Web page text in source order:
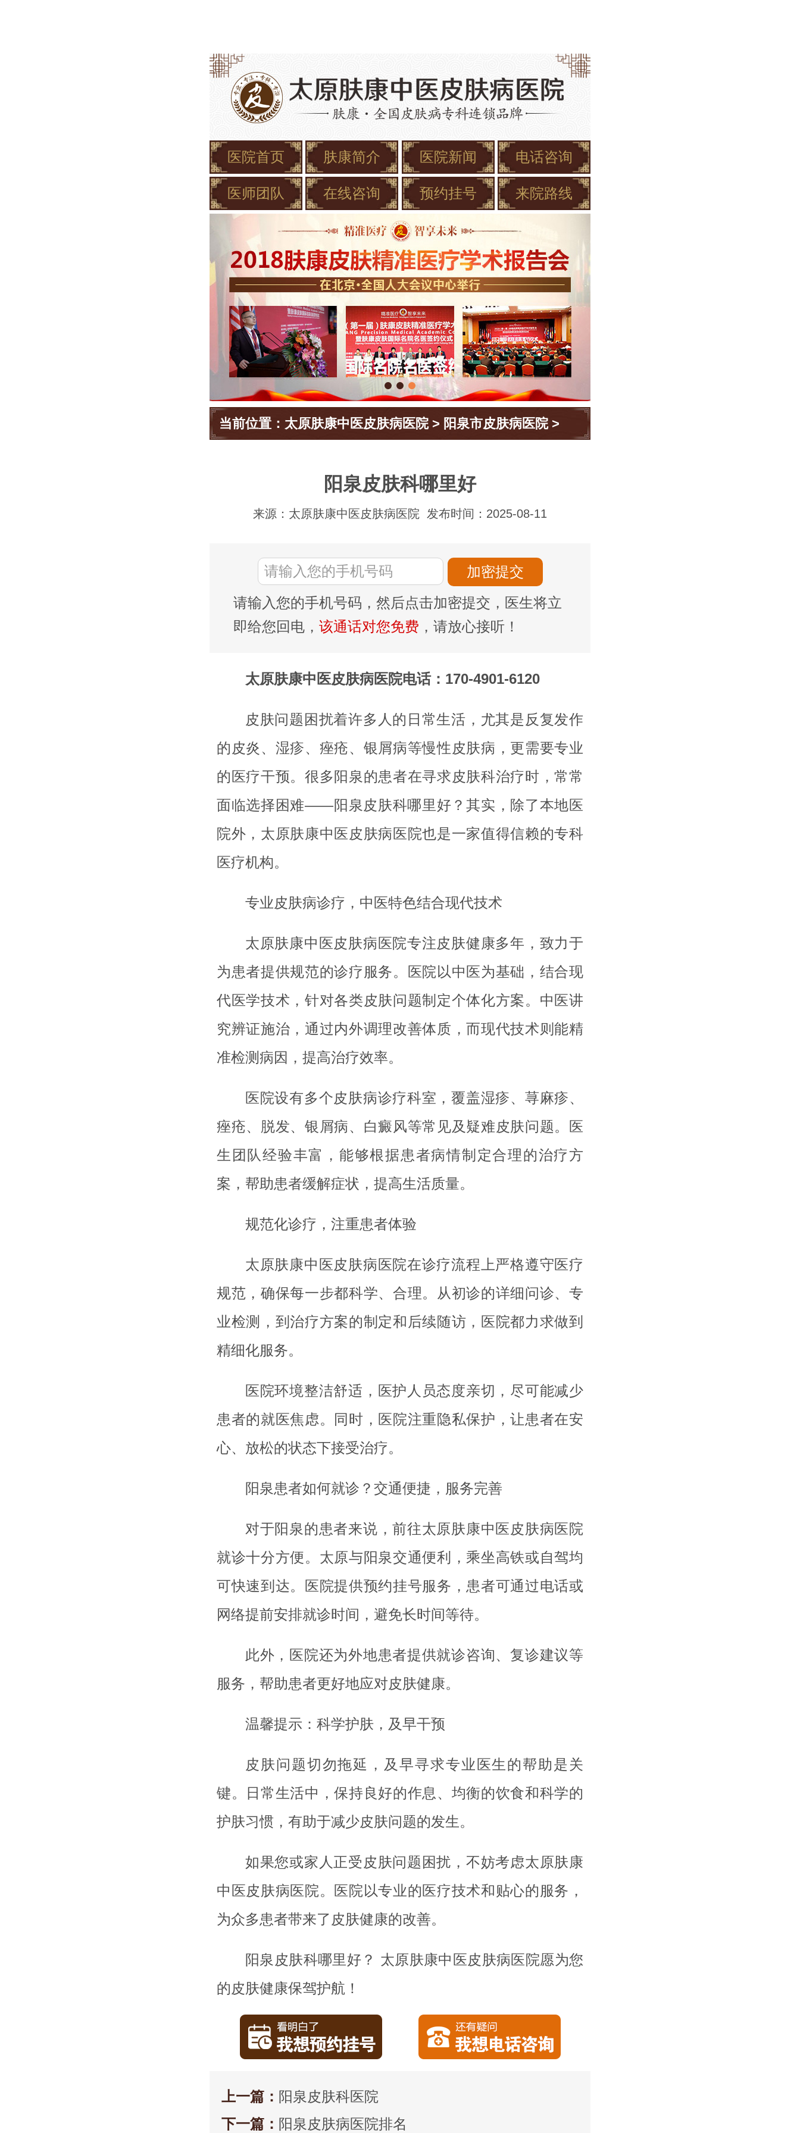
医院首页 肤康简介 医院新闻 电话咨询
医师团队 在线咨询 预约挂号 来院路线
当前位置： 太原肤康中医皮肤病医院> 阳泉市皮肤病医院>
阳泉皮肤科哪里好
来源：太原肤康中医皮肤病医院 发布时间：2025-08-11
请输入您的手机号码，然后点击加密提交，医生将立
即给您回电， 该通话对您免费 ，请放心接听！
太原肤康中医皮肤病医院电话：170-4901-6120
皮肤问题困扰着许多人的日常生活，尤其是反复发作
的皮炎、湿疹、痤疮、银屑病等慢性皮肤病，更需要专业
的医疗干预。很多阳泉的患者在寻求皮肤科治疗时，常常
面临选择困难——阳泉皮肤科哪里好？其实，除了本地医
院外，太原肤康中医皮肤病医院也是一家值得信赖的专科
医疗机构。
专业皮肤病诊疗，中医特色结合现代技术
太原肤康中医皮肤病医院专注皮肤健康多年，致力于
为患者提供规范的诊疗服务。医院以中医为基础，结合现
代医学技术，针对各类皮肤问题制定个体化方案。中医讲
究辨证施治，通过内外调理改善体质，而现代技术则能精
准检测病因，提高治疗效率。
医院设有多个皮肤病诊疗科室，覆盖湿疹、荨麻疹、
痤疮、脱发、银屑病、白癜风等常见及疑难皮肤问题。医
生团队经验丰富，能够根据患者病情制定合理的治疗方
案，帮助患者缓解症状，提高生活质量。
规范化诊疗，注重患者体验
太原肤康中医皮肤病医院在诊疗流程上严格遵守医疗
规范，确保每一步都科学、合理。从初诊的详细问诊、专
业检测，到治疗方案的制定和后续随访，医院都力求做到
精细化服务。
医院环境整洁舒适，医护人员态度亲切，尽可能减少
患者的就医焦虑。同时，医院注重隐私保护，让患者在安
心、放松的状态下接受治疗。
阳泉患者如何就诊？交通便捷，服务完善
对于阳泉的患者来说，前往太原肤康中医皮肤病医院
就诊十分方便。太原与阳泉交通便利，乘坐高铁或自驾均
可快速到达。医院提供预约挂号服务，患者可通过电话或
网络提前安排就诊时间，避免长时间等待。
此外，医院还为外地患者提供就诊咨询、复诊建议等
服务，帮助患者更好地应对皮肤健康。
温馨提示：科学护肤，及早干预
皮肤问题切勿拖延，及早寻求专业医生的帮助是关
键。日常生活中，保持良好的作息、均衡的饮食和科学的
护肤习惯，有助于减少皮肤问题的发生。
如果您或家人正受皮肤问题困扰，不妨考虑太原肤康
中医皮肤病医院。医院以专业的医疗技术和贴心的服务，
为众多患者带来了皮肤健康的改善。
阳泉皮肤科哪里好？ 太原肤康中医皮肤病医院愿为您
的皮肤健康保驾护航！
上一篇： 阳泉皮肤科医院
下一篇： 阳泉皮肤病医院排名